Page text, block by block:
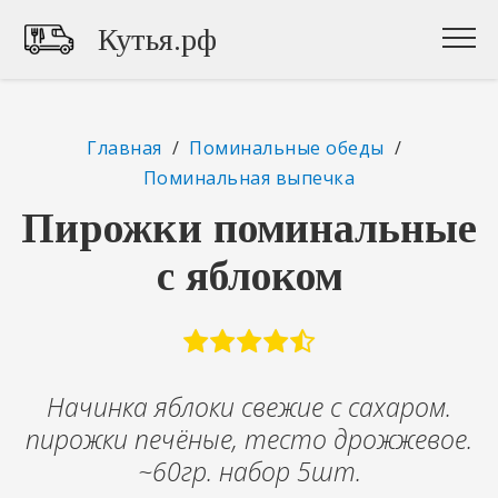
Кутья.рф
Главная / Поминальные обеды /
Поминальная выпечка
Пирожки поминальные
с яблоком
Начинка яблоки свежие с сахаром.
пирожки печёные, тесто дрожжевое.
~60гр. набор 5шт.